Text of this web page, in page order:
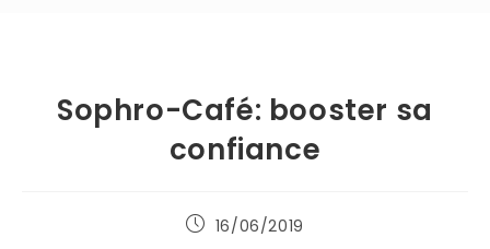
Sophro-Café: booster sa
confiance
16/06/2019